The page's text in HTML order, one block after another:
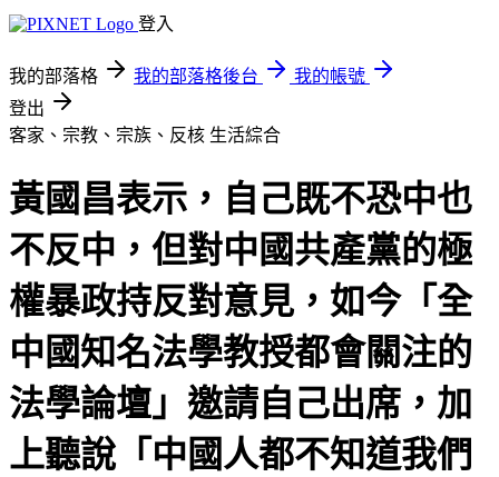
登入
我的部落格 我的部落格後台
我的帳號
登出
客家、宗教、宗族、反核 生活綜合
黃國昌表示，自己既不恐中也
不反中，但對中國共產黨的極
權暴政持反對意見，如今「全
中國知名法學教授都會關注的
法學論壇」邀請自己出席，加
上聽說「中國人都不知道我們